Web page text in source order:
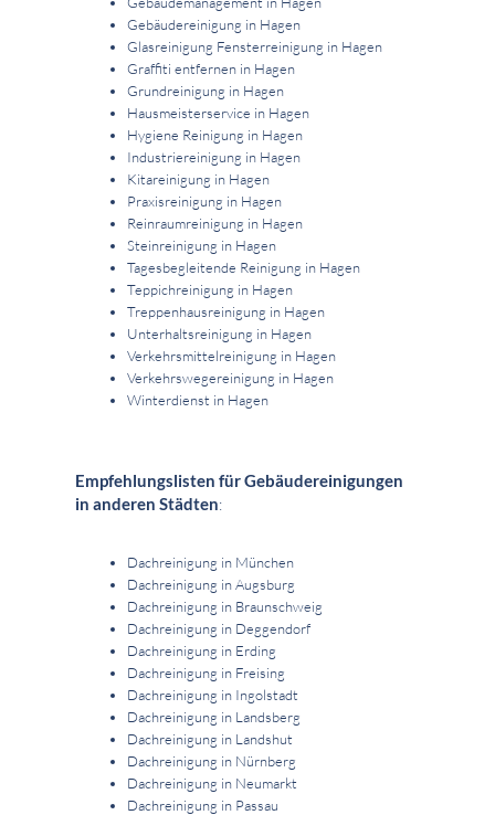
Gebäudereinigung in Hagen
Glasreinigung Fensterreinigung in Hagen
Graffiti entfernen in Hagen
Grundreinigung in Hagen
Hausmeisterservice in Hagen
Hygiene Reinigung in Hagen
Industriereinigung in Hagen
Kitareinigung in Hagen
Praxisreinigung in Hagen
Reinraumreinigung in Hagen
Steinreinigung in Hagen
Tagesbegleitende Reinigung in Hagen
Teppichreinigung in Hagen
Treppenhausreinigung in Hagen
Unterhaltsreinigung in Hagen
Verkehrsmittelreinigung in Hagen
Verkehrswegereinigung in Hagen
Winterdienst in Hagen
Empfehlungslisten für Gebäudereinigungen
in anderen Städten:
Dachreinigung in München
Dachreinigung in Augsburg
Dachreinigung in Braunschweig
Dachreinigung in Deggendorf
Dachreinigung in Erding
Dachreinigung in Freising
Dachreinigung in Ingolstadt
Dachreinigung in Landsberg
Dachreinigung in Landshut
Dachreinigung in Nürnberg
Dachreinigung in Neumarkt
Dachreinigung in Passau